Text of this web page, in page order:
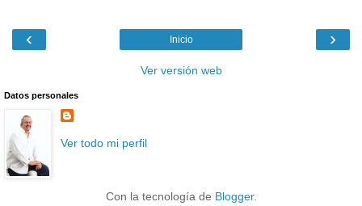
‹ ›
Inicio
Ver versión web
Datos personales
Ver todo mi perfil
Con la tecnología de Blogger.